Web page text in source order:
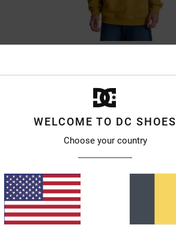
55%
€ 40,50
SALE ON SALE 25% EXTRA
WELCOME TO DC SHOES
Choose your country